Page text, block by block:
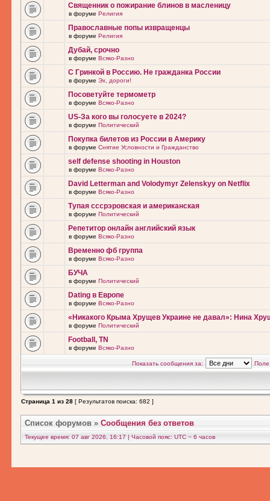
Священник о пожирание блинов в масленицу
в форуме Религия
Православные попы извращенцы
в форуме Религия
Дубай, срочно
в форуме Всяко-Разно
С Гринкой в Россию. Не гражданка России
в форуме Эх, дороги!
Посоветуйте термометр
в форуме Всяко-Разно
US-За кого вы голосуете в 2024?
в форуме Политический
Покупка билетов из России в Америку
в форуме Снятие Условности и Гражданство
self defense shooting in Houston
в форуме Всяко-Разно
David Letterman and Volodymyr Zelenskyy on Netflix
в форуме Всяко-Разно
Тупая сссрэровская и американская
в форуме Политический
Репетитор онлайн английский язык
в форуме Всяко-Разно
Временно фб группа
в форуме Всяко-Разно
БУЧА
в форуме Политический
Dating в Европе
в форуме Всяко-Разно
«Никакого Крыма Хрущев Украине не давал»: Нина
в форуме Политический
Football, TN
в форуме Всяко-Разно
Показать сообщения за: Поле
Страница 1 из 28 [ Результатов поиска: 682 ]
Список форумов » Сообщения без ответов
Текущее время: 07 авг 2026, 16:17 | Часовой пояс: UTC − 6 часов